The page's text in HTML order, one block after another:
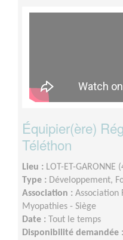
Équipier(ère)
Téléthon
Lieu : LOT-ET-GARONNE
Type : Développement,
Association : Association
Myopathies - Siège
Date :
Tout le temps
Disponibilité demandée :